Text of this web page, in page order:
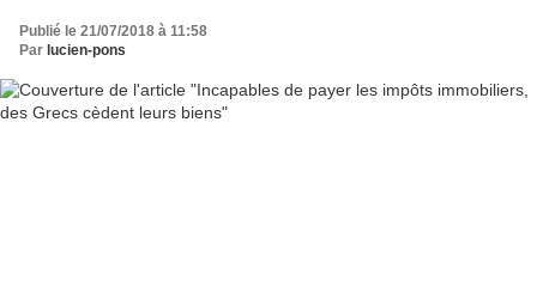
Publié le 21/07/2018 à 11:58
Par lucien-pons